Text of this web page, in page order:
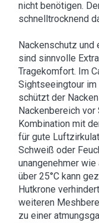
nicht benötigen.
schnelltrocknend
Nackenschutz
sind sinnvolle
Tragekomfort. Im
Sightseeingtour im
schützt der
Nackenbereich
Kombination mit
für gute
Schweiß oder
unangenehmer
über 25°C kann
Hutkrone
weiteren
zu einer